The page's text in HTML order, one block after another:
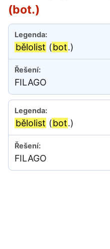
(bot.)
bělolist (bot.)
FILAGO
bělolist (bot.)
FILAGO